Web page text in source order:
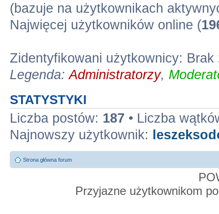
(bazuje na użytkownikach
Najwięcej użytkowników online (
Zidentyfikowani użytkownicy:
Legenda:Administratorzy,
STATYSTYKI
Liczba postów: 187 • Liczba
Najnowszy użytkownik:
Strona główna forum
Przyjazne użytkownikom